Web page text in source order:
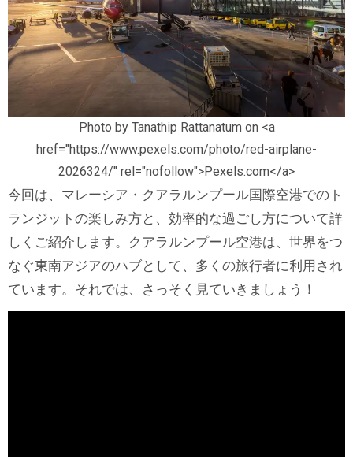
Photo by Tanathip Rattanatum on <a
href="https://www.pexels.com/photo/red-airplane-
2026324/" rel="nofollow">Pexels.com</a>
今回は、マレーシア・クアラルンプール国際空港でのト
ランジットの楽しみ方と、効率的な過ごし方について詳
しくご紹介します。クアラルンプール空港は、世界をつ
なぐ東南アジアのハブとして、多くの旅行者に利用され
ています。それでは、さっそく見ていきましょう！